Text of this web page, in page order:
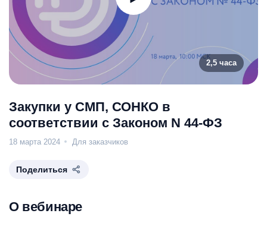
2,5 часа
Закупки у СМП, СОНКО в
соответствии с Законом N 44-ФЗ
18 марта 2024 Для заказчиков
Поделиться
О вебинаре